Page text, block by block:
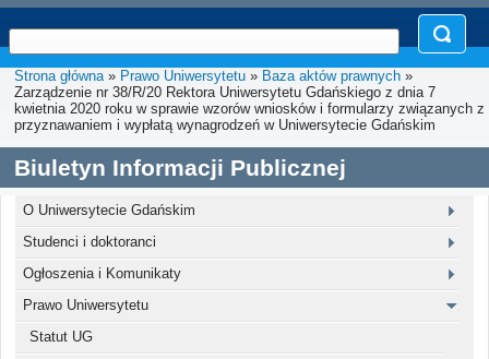
Strona główna» Prawo Uniwersytetu » Baza aktów prawnych »
Zarządzenie nr 38/R/20 Rektora Uniwersytetu Gdańskiego z dnia 7
kwietnia 2020 roku w sprawie wzorów wniosków i formularzy związanych z
przyznawaniem i wypłatą wynagrodzeń w Uniwersytecie Gdańskim
Biuletyn Informacji Publicznej
O Uniwersytecie Gdańskim
Studenci i doktoranci
Ogłoszenia i Komunikaty
Prawo Uniwersytetu
Statut UG